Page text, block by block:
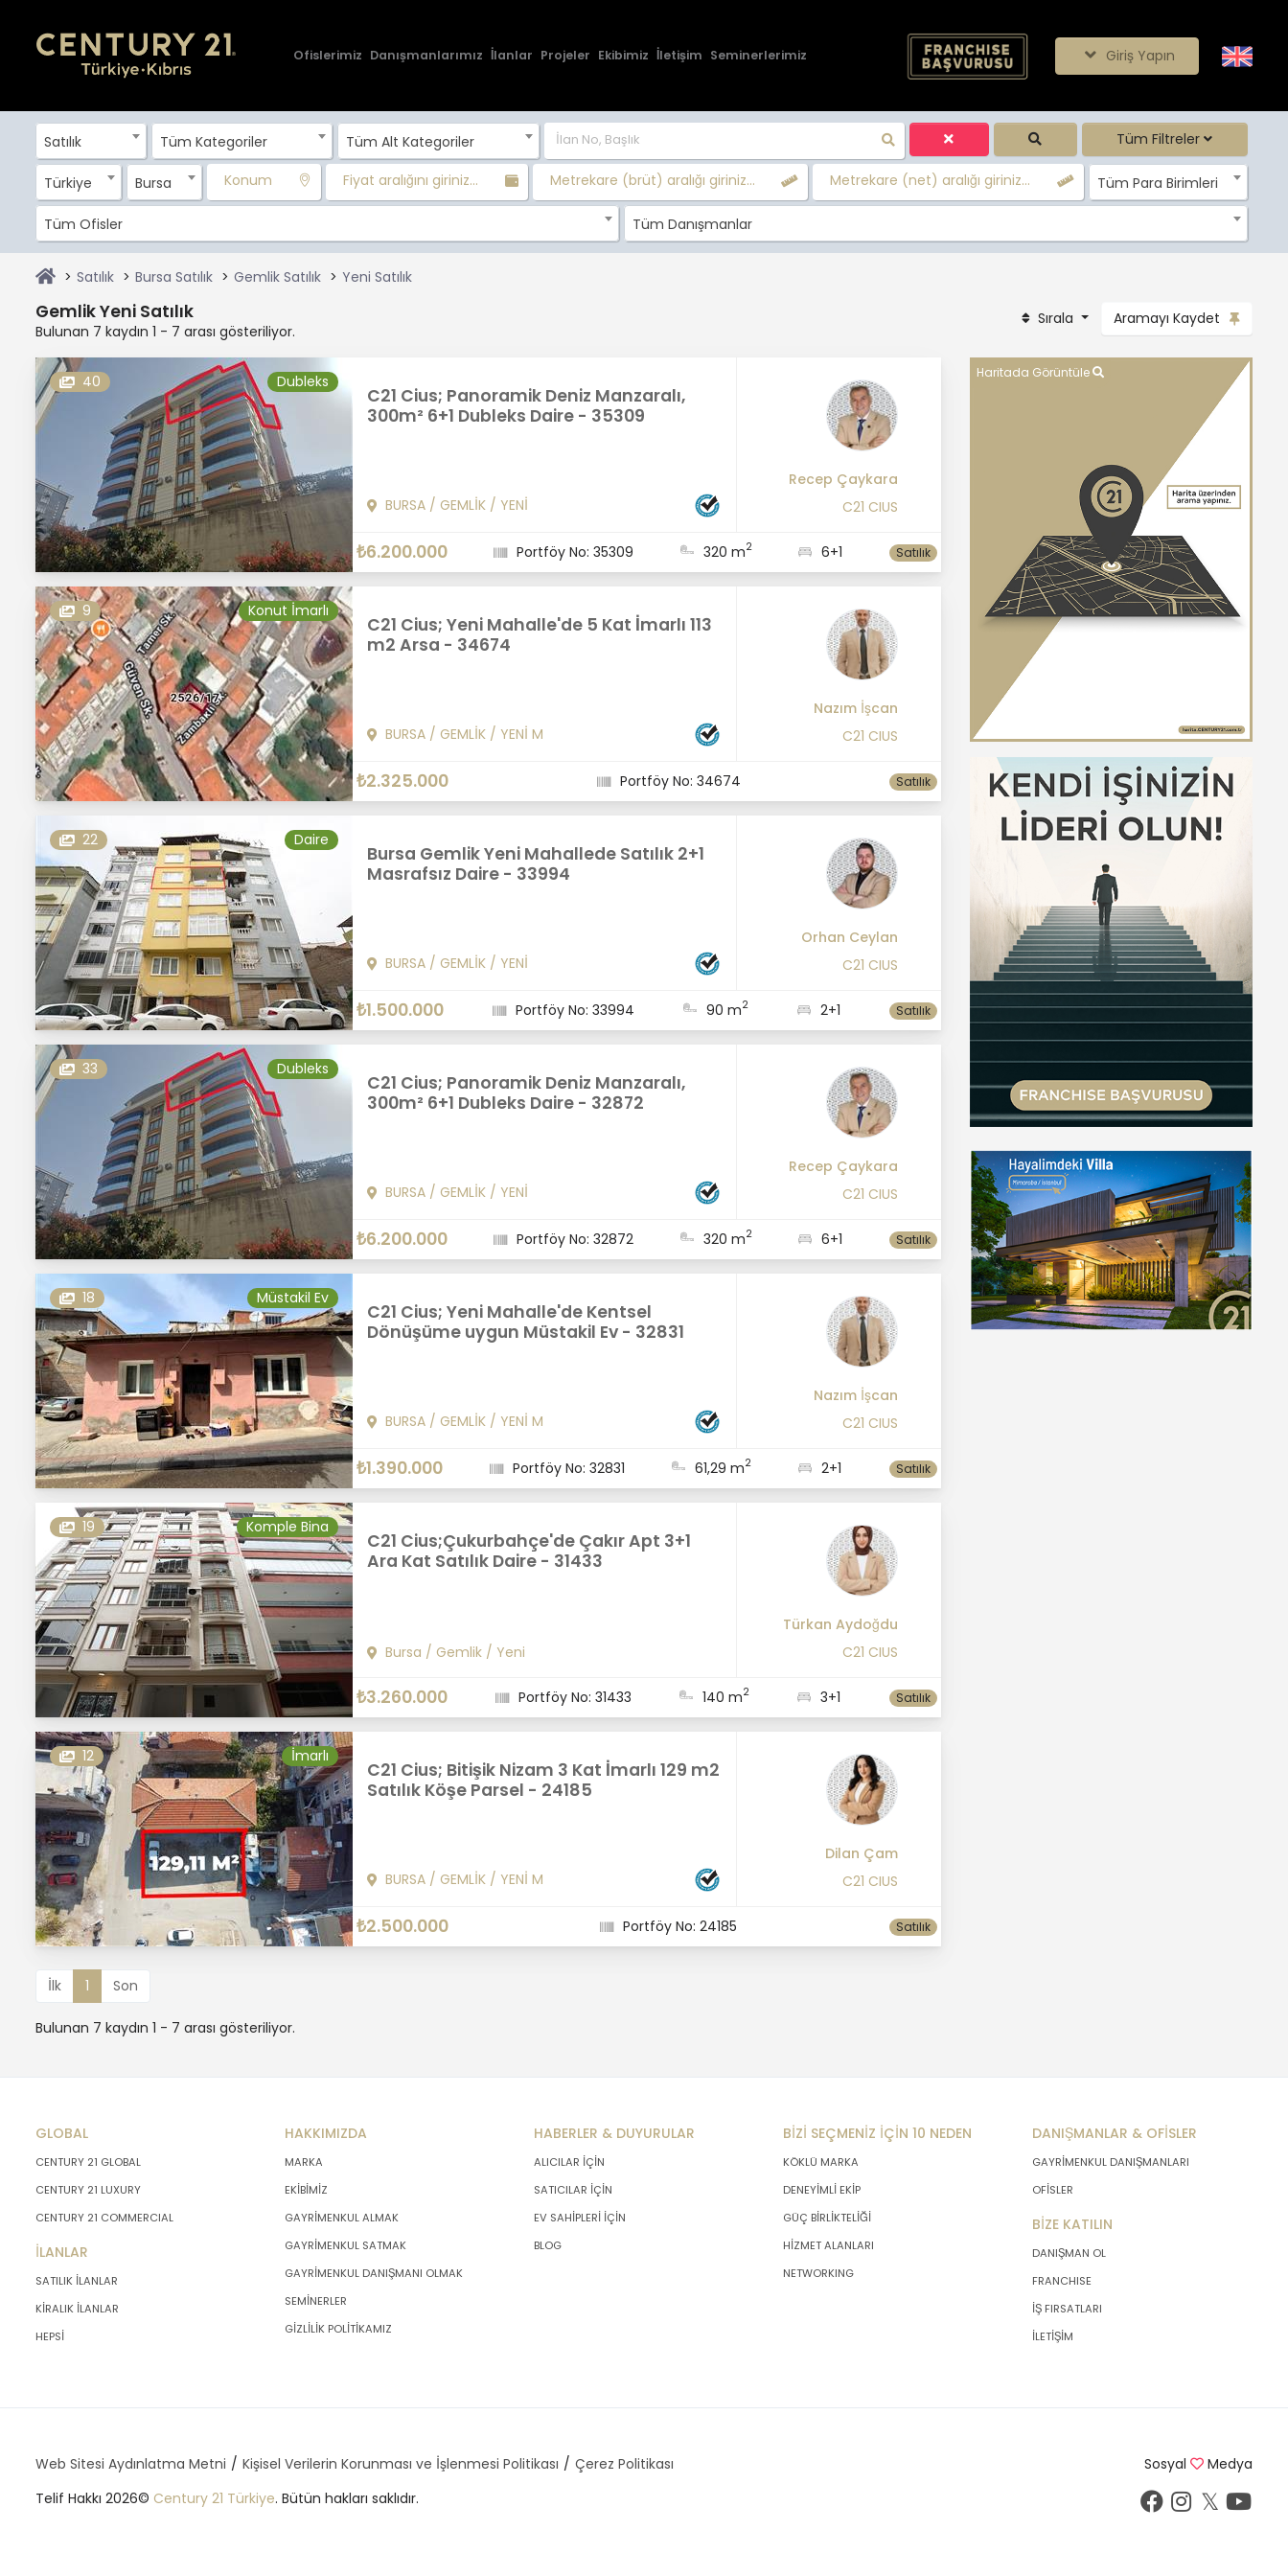
Ofislerimiz Danışmanlarımız İlanlar Projeler Ekibimiz İletişim Seminerlerimiz Giriş Yapın
Satılık Tüm Kategoriler Tüm Alt Kategoriler Tüm Filtreler
Türkiye Bursa Konum Fiyat aralığını giriniz... Metrekare (brüt) aralığı giriniz... Metrekare (net) aralığı giriniz... Tüm Para Birimleri
Tüm Ofisler Tüm Danışmanlar
Satılık Bursa Satılık Gemlik Satılık Yeni Satılık
Gemlik Yeni Satılık
Bulunan 7 kaydın 1 - 7 arası gösteriliyor.
Sırala Aramayı Kaydet
40 Dubleks
C21 Cius; Panoramik Deniz Manzaralı,
300m² 6+1 Dubleks Daire - 35309
BURSA/ GEMLİK/ YENİ
Recep Çaykara
C21 CIUS
₺6.200.000 Portföy No: 35309 320 m2 6+1 Satılık
9 Konut İmarlı
C21 Cius; Yeni Mahalle'de 5 Kat İmarlı 113
m2 Arsa - 34674
BURSA/ GEMLİK/ YENİ M
Nazım İşcan
C21 CIUS
₺2.325.000 Portföy No: 34674 Satılık
22 Daire
Bursa Gemlik Yeni Mahallede Satılık 2+1
Masrafsız Daire - 33994
BURSA/ GEMLİK/ YENİ
Orhan Ceylan
C21 CIUS
₺1.500.000 Portföy No: 33994 90 m2 2+1 Satılık
33 Dubleks
C21 Cius; Panoramik Deniz Manzaralı,
300m² 6+1 Dubleks Daire - 32872
BURSA/ GEMLİK/ YENİ
Recep Çaykara
C21 CIUS
₺6.200.000 Portföy No: 32872 320 m2 6+1 Satılık
18 Müstakil Ev
C21 Cius; Yeni Mahalle'de Kentsel
Dönüşüme uygun Müstakil Ev - 32831
BURSA/ GEMLİK/ YENİ M
Nazım İşcan
C21 CIUS
₺1.390.000 Portföy No: 32831 61,29 m2 2+1 Satılık
19 Komple Bina
C21 Cius;Çukurbahçe'de Çakır Apt 3+1
Ara Kat Satılık Daire - 31433
Bursa / Gemlik/ Yeni
Türkan Aydoğdu
C21 CIUS
₺3.260.000 Portföy No: 31433 140 m2 3+1 Satılık
12 İmarlı
C21 Cius; Bitişik Nizam 3 Kat İmarlı 129 m2
Satılık Köşe Parsel - 24185
BURSA/ GEMLİK/ YENİ M
Dilan Çam
C21 CIUS
₺2.500.000 Portföy No: 24185 Satılık
İlk 1 Son
Bulunan 7 kaydın 1 - 7 arası gösteriliyor.
Haritada Görüntüle
GLOBAL
CENTURY 21 GLOBAL
CENTURY 21 LUXURY
CENTURY 21 COMMERCIAL
İLANLAR
SATILIK İLANLAR
KİRALIK İLANLAR
HEPSİ
HAKKIMIZDA
MARKA
EKİBİMİZ
GAYRİMENKUL ALMAK
GAYRİMENKUL SATMAK
GAYRİMENKUL DANIŞMANI OLMAK
SEMİNERLER
GİZLİLİK POLİTİKAMIZ
HABERLER & DUYURULAR
ALICILAR İÇİN
SATICILAR İÇİN
EV SAHİPLERİ İÇİN
BLOG
BİZİ SEÇMENİZ İÇİN 10 NEDEN
KÖKLÜ MARKA
DENEYİMLİ EKİP
GÜÇ BİRLİKTELİĞİ
HİZMET ALANLARI
NETWORKING
DANIŞMANLAR & OFİSLER
GAYRİMENKUL DANIŞMANLARI
OFİSLER
BİZE KATILIN
DANIŞMAN OL
FRANCHISE
İŞ FIRSATLARI
İLETİŞİM
Web Sitesi Aydınlatma Metni Kişisel Verilerin Korunması ve İşlenmesi Politikası
Çerez Politikası
Telif Hakkı 2026© Century 21 Türkiye. Bütün hakları saklıdır.
Sosyal Medya